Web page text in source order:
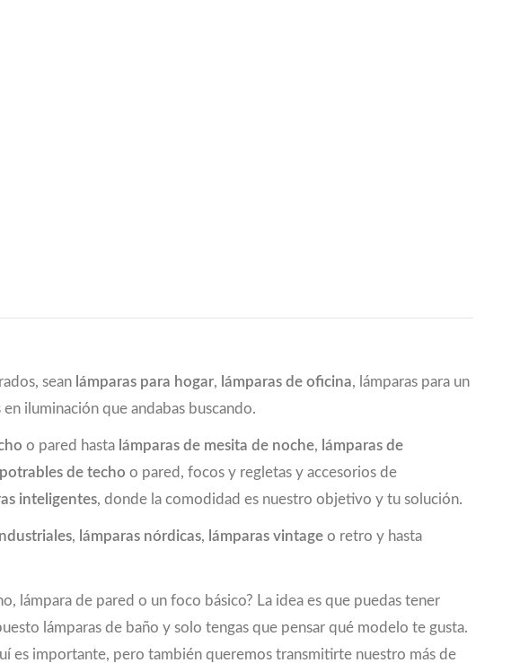
sean lámparas para hogar, lámparas de oficina, lámparas para un
iluminación que andabas buscando.
o pared hasta lámparas de mesita de noche, lámparas de
de techo o pared, focos y regletas y accesorios de
inteligentes, donde la comodidad es nuestro objetivo y tu solución.
, lámparas nórdicas, lámparas vintage o retro y hasta
lámpara de pared o un foco básico? La idea es que puedas tener
lámparas de baño y solo tengas que pensar qué modelo te gusta.
es importante, pero también queremos transmitirte nuestro más de